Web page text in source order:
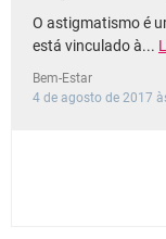
O astigmatismo é
está vinculado à...
Bem-Estar
4 de agosto de 2017